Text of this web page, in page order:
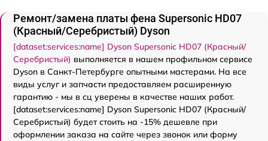
Ремонт/замена платы фена Supersonic HD07
(Красный/Серебристый) Dyson
[dataset:services:name] Dyson Supersonic HD07 (Красный/
Серебристый) выполняется в нашем профильном сервисе
Dyson в Санкт-Петербурге опытными мастерами. На все
виды услуг и запчасти предоставляем расширенную
гарантию - мы в сц уверены в качестве наших работ.
[dataset:services:name] Dyson Supersonic HD07 (Красный/
Серебристый) будет стоить на -15% дешевле при
оформлении заказа на сайте через звонок или форму